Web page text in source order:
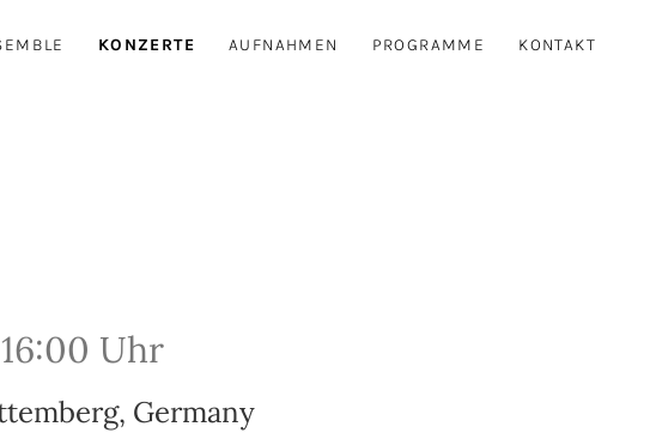
KONZERTE AUFNAHMEN PROGRAMME KONTAKT
16:00 Uhr
, Germany